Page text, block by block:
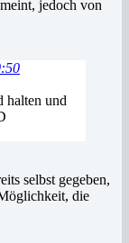
jedoch von
halten und
selbst gegeben,
die